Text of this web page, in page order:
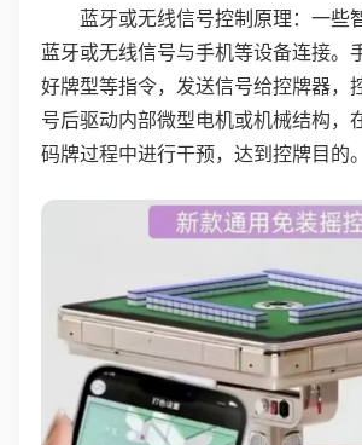
蓝牙或无线信号控制原理：一些
蓝牙或无线信号与手机等设备连接。
好牌型等指令，发送信号给控牌器，
号后驱动内部微型电机或机械结构，
码牌过程中进行干预，达到控牌目的。